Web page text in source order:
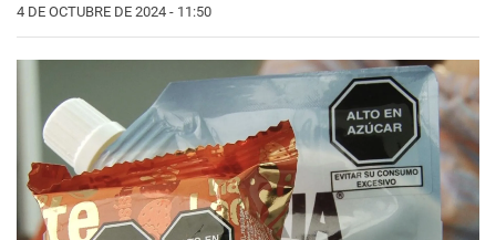
4 DE OCTUBRE DE 2024 - 11:50